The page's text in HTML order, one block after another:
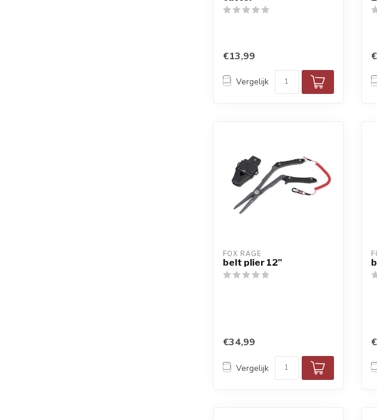
€13,99
Vergelijk
FOX RAGE
belt plier 12"
€34,99
Vergelijk